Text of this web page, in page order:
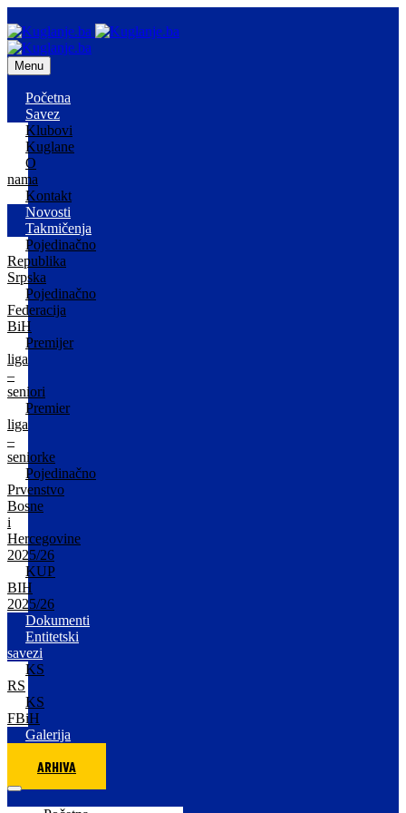
Menu
Početna
Savez
Klubovi
Kuglane
O
nama
Kontakt
Novosti
Takmičenja
Pojedinačno
Republika
Srpska
Pojedinačno
Federacija
BiH
Premijer
liga
–
seniori
Premier
liga
–
seniorke
Pojedinačno
Prvenstvo
Bosne
i
Hercegovine
2025/26
KUP
BIH
2025/26
Dokumenti
Entitetski
savezi
KS
RS
KS
FBiH
Galerija
ARHIVA